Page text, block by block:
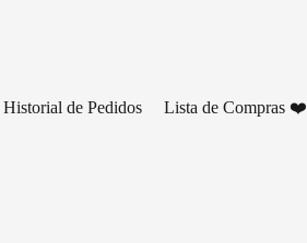
Historial de Pedidos Lista de Compras ❤️